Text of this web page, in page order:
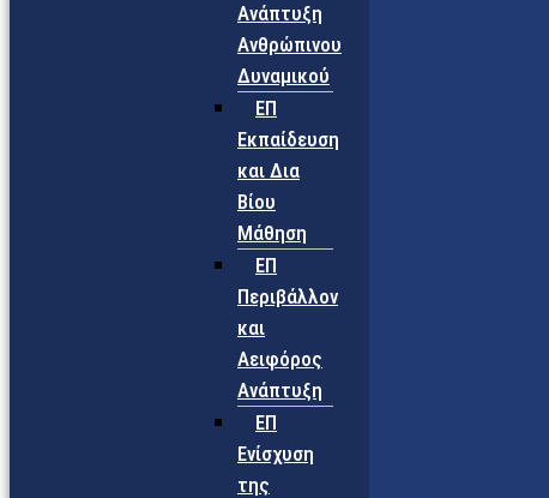
Ανάπτυξη
Ανθρώπινου
Δυναμικού
ΕΠ
Εκπαίδευση
και Δια
Βίου
Μάθηση
ΕΠ
Περιβάλλον
και
Αειφόρος
Ανάπτυξη
ΕΠ
Ενίσχυση
της